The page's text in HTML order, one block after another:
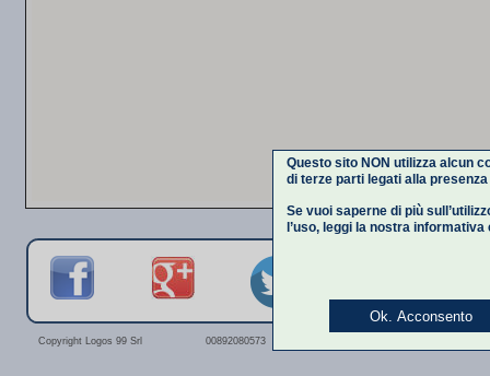
Copyright Logos 99 Srl 00892080573
Questo sito NON utilizza alcun
di terze parti legati alla
Se vuoi saperne di più
l’uso, leggi la nostra informativa
Ok. Acconsento